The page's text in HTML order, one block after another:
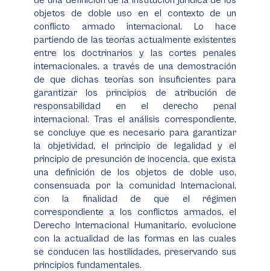
objetos de doble uso en el contexto de un
conflicto armado internacional. Lo hace
partiendo de las teorías actualmente existentes
entre los doctrinarios y las cortes penales
internacionales, a través de una demostración
de que dichas teorías son insuficientes para
garantizar los principios de atribución de
responsabilidad en el derecho penal
internacional. Tras el análisis correspondiente,
se concluye que es necesario para garantizar
la objetividad, el principio de legalidad y el
principio de presunción de inocencia, que exista
una definición de los objetos de doble uso,
consensuada por la comunidad Internacional,
con la finalidad de que el régimen
correspondiente a los conflictos armados, el
Derecho Internacional Humanitario, evolucione
con la actualidad de las formas en las cuales
se conducen las hostilidades, preservando sus
principios fundamentales.